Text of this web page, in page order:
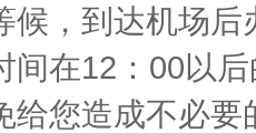
候，到达机场
间在12：00以
给您造成不必